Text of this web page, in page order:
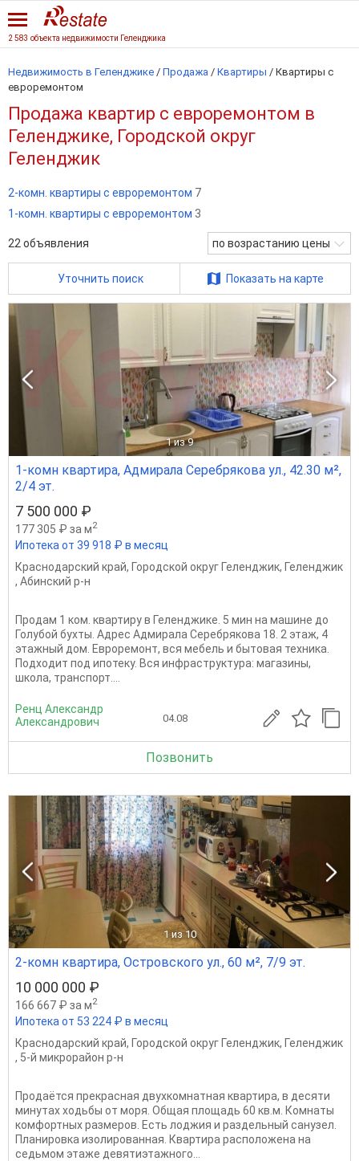
2 583 объекта недвижимости Геленджика
Недвижимость в Геленджике / Продажа / Квартиры / Квартиры с
евроремонтом
Продажа квартир с евроремонтом в
Геленджике, Городской округ
Геленджик
2-комн. квартиры с евроремонтом 7
1-комн. квартиры с евроремонтом 3
22 объявления по возрастанию цены
Уточнить поиск Показать на карте
1 из 9
1-комн квартира, Адмирала Серебрякова ул., 42.30 м²,
2/4 эт.
7 500 000 ₽
177 305 ₽ за м2
Ипотека от 39 918 ₽ в месяц
Краснодарский край, Городской округ Геленджик, Геленджик
, Абинский р-н
Продам 1 ком. квартиру в Геленджике. 5 мин на машине до
Голубой бухты. Адрес Адмирала Серебрякова 18. 2 этаж, 4
этажный дом. Евроремонт, вся мебель и бытовая техника.
Подходит под ипотеку. Вся инфраструктура: магазины,
школа, транспорт....
Ренц Александр
Александрович
04.08
Позвонить
1 из 10
2-комн квартира, Островского ул., 60 м², 7/9 эт.
10 000 000 ₽
166 667 ₽ за м2
Ипотека от 53 224 ₽ в месяц
Краснодарский край, Городской округ Геленджик, Геленджик
, 5-й микрорайон р-н
Продаётся прекрасная двухкомнатная квартира, в десяти
минутах ходьбы от моря. Общая площадь 60 кв.м. Комнаты
комфортных размеров. Есть лоджия и раздельный санузел.
Планировка изолированная. Квартира расположена на
седьмом этаже девятиэтажного...